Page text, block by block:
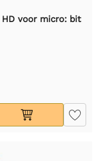
voor micro: bit